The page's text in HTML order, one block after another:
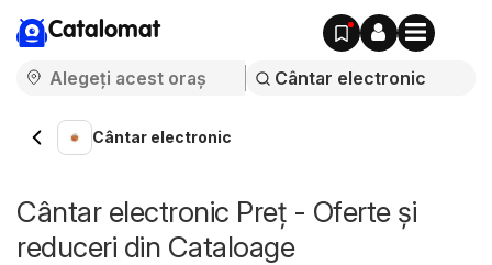
Catalomat
Cântar electronic
Cântar electronic Preț - Oferte și
reduceri din Cataloage